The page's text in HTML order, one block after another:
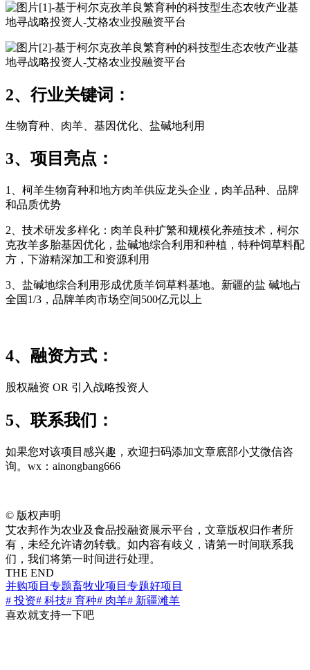
2、行业关键词：
生物育种、肉羊、基因优化、盐碱地利用
3、项目亮点：
1、柯羊生物育种和地方肉羊供应龙头企业，肉羊品种、品牌
和品质优势
2、技术研发多样化：肉羊良种扩繁和规模化养殖技术，柯尔
克孜羊多胎基因优化，盐碱地综合利用和种植，特种饲草料配
方，下游精深加工和资源利用
3、盐碱地综合利用形成优质羊饲草料基地。新疆的盐 碱地占
全国1/3，品牌羊肉市场空间500亿元以上
4、融资方式：
股权融资 OR 引入战略投资人
5、联系我们：
如果您对该项目感兴趣，欢迎扫码添加文章底部小艾微信咨
询。wx：ainongbang666
© 版权声明
艾农邦作为农业及食品投融资展示平台，文章版权归作者所
有，未经允许请勿转载。如内容有歧义，请第一时间联系我
们，我们将第一时间进行处理。
THE END
并购项目专题畜牧业项目专题好项目
# 投资# 科技# 育种# 肉羊# 新疆滩羊
喜欢就支持一下吧